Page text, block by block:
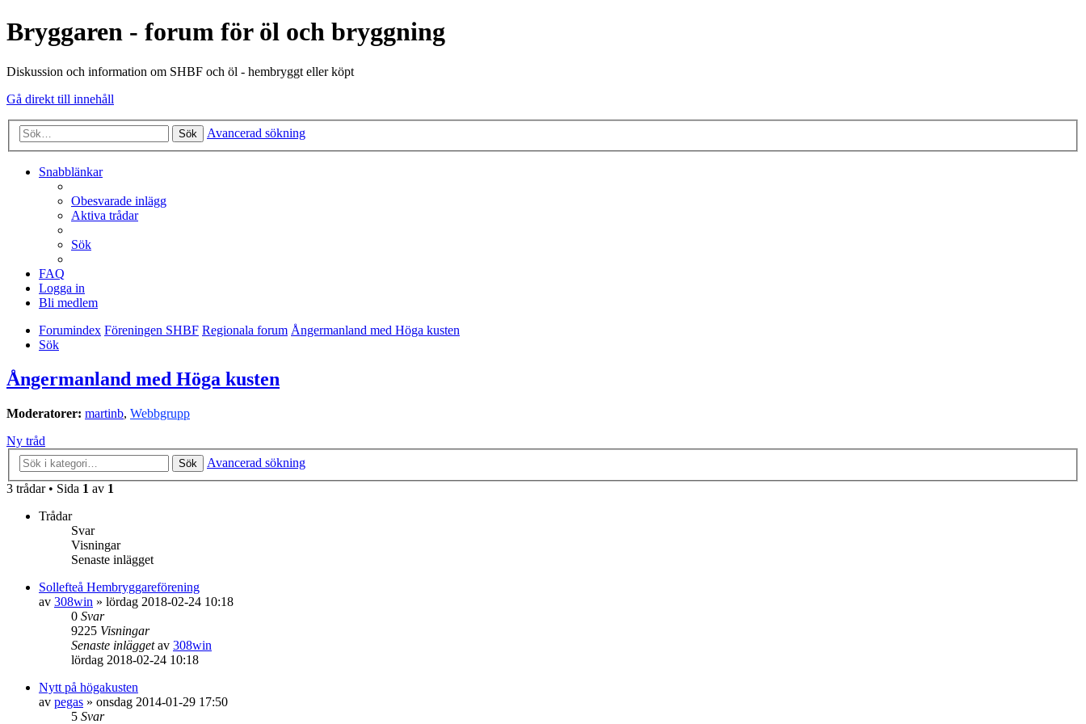
Bryggaren - forum för öl och bryggning
Diskussion och information om SHBF och öl - hembryggt eller köpt
Gå direkt till innehåll
Sök Avancerad sökning
Snabblänkar
Obesvarade inlägg
Aktiva trådar
Sök
FAQ
Logga in
Bli medlem
Forumindex Föreningen SHBF Regionala forum Ångermanland med Höga kusten
Sök
Ångermanland med Höga kusten
Moderatorer: martinb, Webbgrupp
Ny tråd
Sök
Avancerad sökning
3 trådar • Sida 1 av 1
Trådar
Svar
Visningar
Senaste inlägget
Sollefteå Hembryggareförening
av 308win » lördag 2018-02-24 10:18
0 Svar
9225 Visningar
Senaste inläggetav 308win
lördag 2018-02-24 10:18
Nytt på högakusten
av pegas » onsdag 2014-01-29 17:50
5 Svar